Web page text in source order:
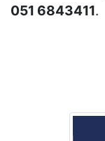
051 6843411.